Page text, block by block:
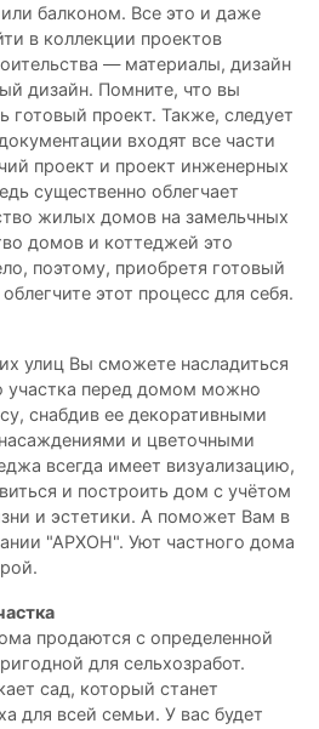
балконом. Все это и даже
в коллекции проектов
— материалы, дизайн
дизайн. Помните, что вы
готовый проект. Также, следует
входят все части
проект и проект инженерных
существенно облегчает
жилых домов на замельчных
домов и коттеджей это
поэтому, приобретя готовый
этот процесс для себя.
улиц Вы сможете насладиться
перед домом можно
снабдив ее декоративными
и цветочными
всегда имеет визуализацию,
и построить дом с учётом
и эстетики. А поможет Вам в
"АРХОН". Уют частного дома
продаются с определенной
для сельхозработ.
сад, который станет
для всей семьи. У вас будет